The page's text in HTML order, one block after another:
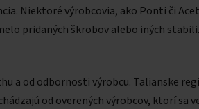
Niektoré výrobcovia, ako Ponti či
pridaných škrobov alebo iných
a od odbornosti výrobcu. Talianske
od overených výrobcov, ktorí sa